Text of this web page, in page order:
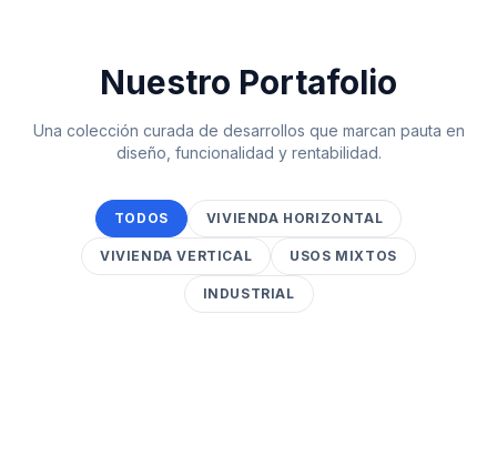
Nuestro Portafolio
Una colección curada de desarrollos que marcan pauta en
diseño, funcionalidad y rentabilidad.
TODOS VIVIENDA HORIZONTAL
VIVIENDA VERTICAL USOS MIXTOS
INDUSTRIAL